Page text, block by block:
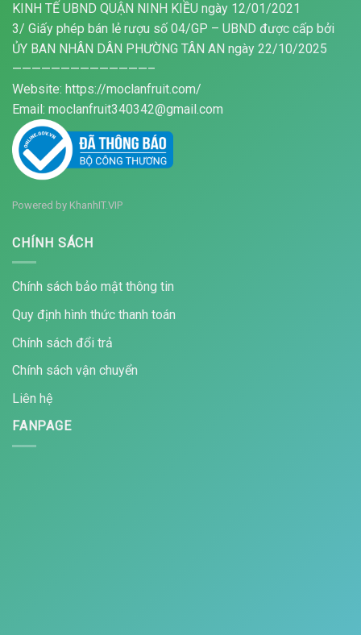
KINH TẾ UBND QUẬN NINH KIỀU ngày 12/01/2021
3/ Giấy phép bán lẻ rượu số 04/GP – UBND được cấp bởi
ỦY BAN NHÂN DÂN PHƯỜNG TÂN AN ngày 22/10/2025
——————————————–
Website: https://moclanfruit.com/
Email: moclanfruit340342@gmail.com
Powered by KhanhIT.VIP
CHÍNH SÁCH
Chính sách bảo mật thông tin
Quy định hình thức thanh toán
Chính sách đổi trả
Chính sách vận chuyển
Liên hệ
FANPAGE